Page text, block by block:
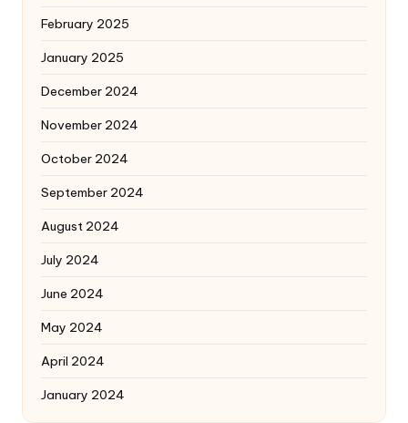
February 2025
January 2025
December 2024
November 2024
October 2024
September 2024
August 2024
July 2024
June 2024
May 2024
April 2024
January 2024